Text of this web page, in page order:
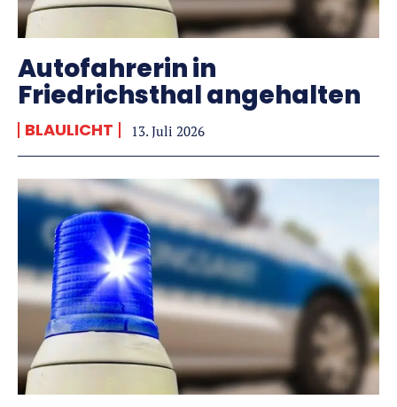
Autofahrerin in
Friedrichsthal angehalten
BLAULICHT 13. Juli 2026